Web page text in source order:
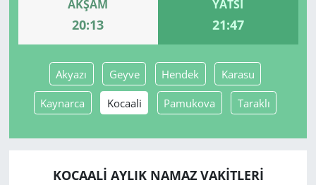
AKŞAM
20:13
YATSI
21:47
Akyazı Geyve Hendek Karasu
Kaynarca Kocaali Pamukova Taraklı
KOCAALI AYLIK NAMAZ VAKITLERI